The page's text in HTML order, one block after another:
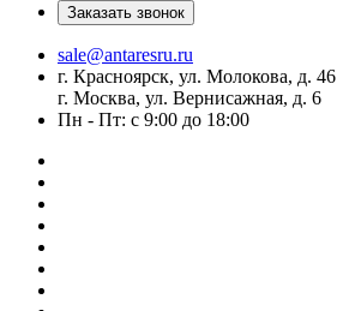
Заказать звонок
sale@antaresru.ru
г. Красноярск, ул. Молокова, д. 46
г. Москва, ул. Вернисажная, д. 6
Пн - Пт: с 9:00 до 18:00